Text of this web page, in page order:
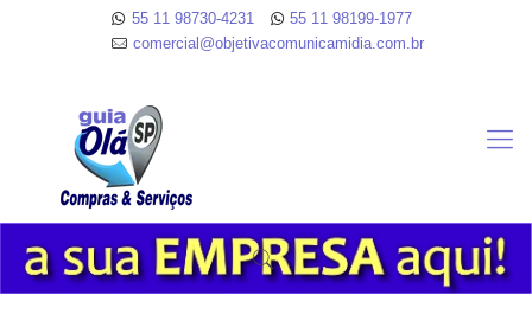
55 11 98730-4231
55 11 98199-1977
comercial@objetivacomunicamidia.com.br